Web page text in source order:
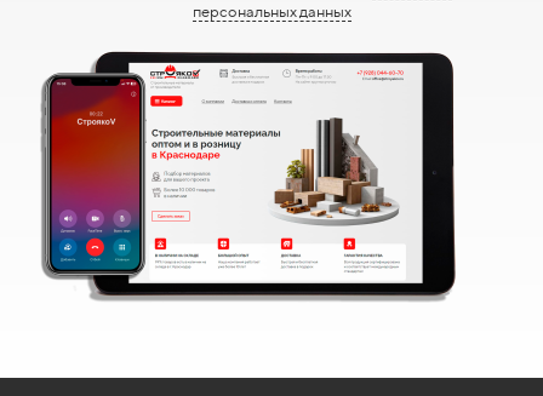
персональных данных